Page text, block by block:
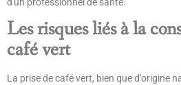
Les risques liés à la
café vert
La prise de café vert, bien que d'origine